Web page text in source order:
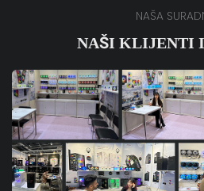
NAŠA
NAŠI KLIJENTI